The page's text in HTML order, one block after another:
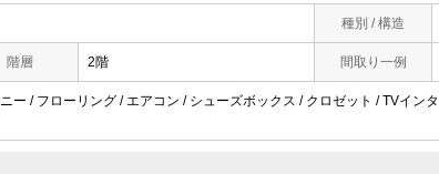
種別 / 構造
階層 2階 間取り一例
ー / フローリング / エアコン / シューズボックス / クロゼット / TVイン